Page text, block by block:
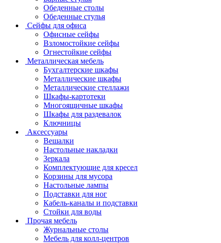
Обеденные столы
Обеденные стулья
Сейфы для офиса
Офисные сейфы
Взломостойкие сейфы
Огнестойкие сейфы
Металлическая мебель
Бухгалтерские шкафы
Металлические шкафы
Металлические стеллажи
Шкафы-картотеки
Многоящичные шкафы
Шкафы для раздевалок
Ключницы
Аксессуары
Вешалки
Настольные накладки
Зеркала
Комплектующие для кресел
Корзины для мусора
Настольные лампы
Подставки для ног
Кабель-каналы и подставки
Стойки для воды
Прочая мебель
Журнальные столы
Мебель для колл-центров